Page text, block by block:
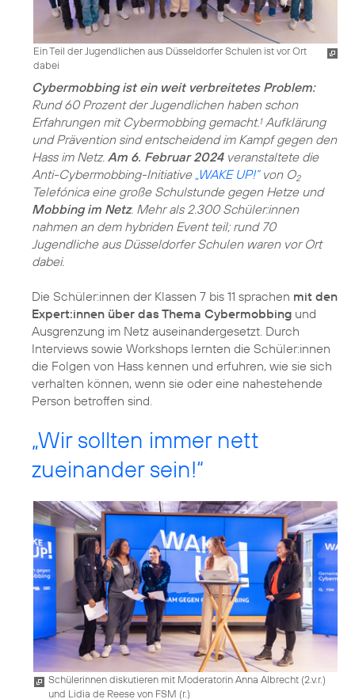
Ein Teil der Jugendlichen aus Düsseldorfer Schulen ist vor Ort
dabei
Cybermobbing ist ein weit verbreitetes Problem:
Rund 60 Prozent der Jugendlichen haben schon
Erfahrungen mit Cybermobbing gemacht. 1Aufklärung
und Prävention sind entscheidend im Kampf gegen den
Hass im Netz. Am 6. Februar 2024veranstaltete die
Anti-Cybermobbing-Initiative „WAKE UP!“von O2
Telefónica eine große Schulstunde gegen Hetze und
Mobbing im Netz. Mehr als 2.300 Schüler:innen
nahmen an dem hybriden Event teil; rund 70
Jugendliche aus Düsseldorfer Schulen waren vor Ort
dabei.
Die Schüler:innen der Klassen 7 bis 11 sprachen mit den
Expert:innen über das Thema Cybermobbing und
Ausgrenzung im Netz auseinandergesetzt. Durch
Interviews sowie Workshops lernten die Schüler:innen
die Folgen von Hass kennen und erfuhren, wie sie sich
verhalten können, wenn sie oder eine nahestehende
Person betroffen sind.
„Wir sollten immer nett
zueinander sein!“
Schülerinnen diskutieren mit Moderatorin Anna Albrecht (2.v.r.)
und Lidia de Reese von FSM (r.)